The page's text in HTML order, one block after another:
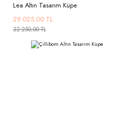
Lea Altın Tasarım Küpe
29.025,00 TL
32.250,00 TL